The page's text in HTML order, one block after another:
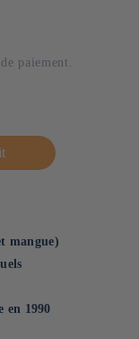
paiement.
mangue)
en 1990